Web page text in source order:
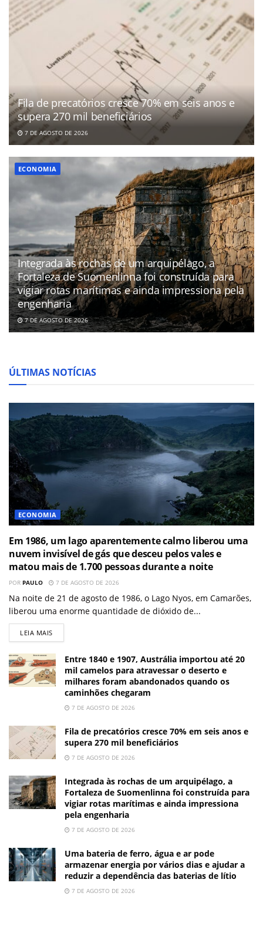
Fila de precatórios cresce 70% em seis anos e
supera 270 mil beneficiários
7 DE AGOSTO DE 2026
ECONOMIA
Integrada às rochas de um arquipélago, a
Fortaleza de Suomenlinna foi construída para
vigiar rotas marítimas e ainda impressiona pela
engenharia
7 DE AGOSTO DE 2026
ÚLTIMAS NOTÍCIAS
ECONOMIA
Em 1986, um lago aparentemente calmo liberou uma
nuvem invisível de gás que desceu pelos vales e
matou mais de 1.700 pessoas durante a noite
POR PAULO 7 DE AGOSTO DE 2026
Na noite de 21 de agosto de 1986, o Lago Nyos, em Camarões,
liberou uma enorme quantidade de dióxido de...
LEIA MAIS
Entre 1840 e 1907, Austrália importou até 20
mil camelos para atravessar o deserto e
milhares foram abandonados quando os
caminhões chegaram
7 DE AGOSTO DE 2026
Fila de precatórios cresce 70% em seis anos e
supera 270 mil beneficiários
7 DE AGOSTO DE 2026
Integrada às rochas de um arquipélago, a
Fortaleza de Suomenlinna foi construída para
vigiar rotas marítimas e ainda impressiona
pela engenharia
7 DE AGOSTO DE 2026
Uma bateria de ferro, água e ar pode
armazenar energia por vários dias e ajudar a
reduzir a dependência das baterias de lítio
7 DE AGOSTO DE 2026